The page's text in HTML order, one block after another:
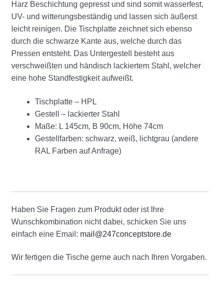
Harz Beschichtung gepresst und sind somit wasserfest,
UV- und witterungsbeständig und lassen sich äußerst
leicht reinigen. Die Tischplatte zeichnet sich ebenso
durch die schwarze Kante aus, welche durch das
Pressen entsteht. Das Untergestell besteht aus
verschweißten und händisch lackiertem Stahl, welcher
eine hohe Standfestigkeit aufweißt.
Tischplatte – HPL
Gestell – lackierter Stahl
Maße: L 145cm, B 90cm, Höhe 74cm
Gestellfarben: schwarz, weiß, lichtgrau (andere
RAL Farben auf Anfrage)
Haben Sie Fragen zum Produkt oder ist Ihre
Wunschkombination nicht dabei, schicken Sie uns
einfach eine Email: mail@247conceptstore.de
Wir fertigen die Tische gerne auch nach Ihren Vorgaben.